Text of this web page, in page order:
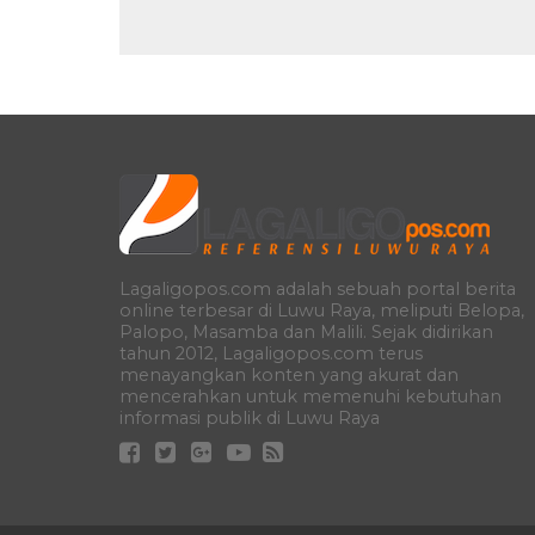
Lagaligopos.com adalah sebuah portal berita
online terbesar di Luwu Raya, meliputi Belopa,
Palopo, Masamba dan Malili. Sejak didirikan
tahun 2012, Lagaligopos.com terus
menayangkan konten yang akurat dan
mencerahkan untuk memenuhi kebutuhan
informasi publik di Luwu Raya